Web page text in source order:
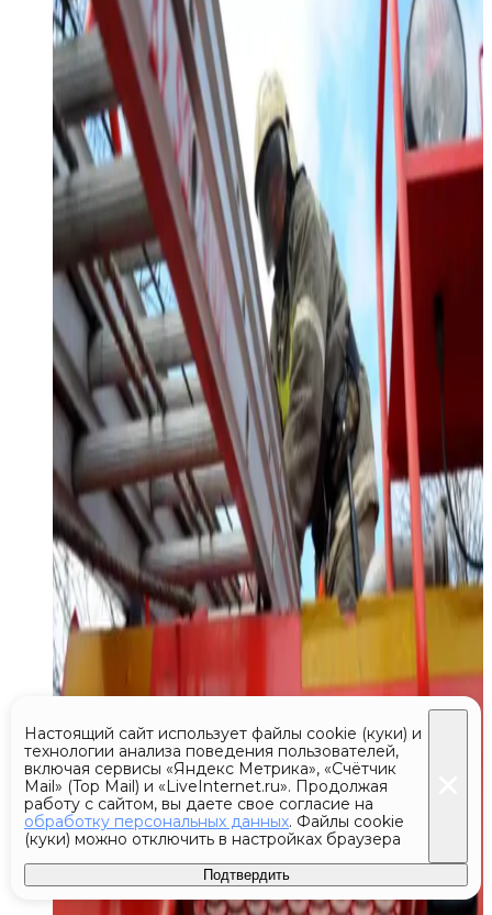
Настоящий сайт использует файлы cookie (куки) и
технологии анализа поведения пользователей,
включая сервисы «Яндекс Метрика», «Счётчик
Mail» (Top Mail) и «LiveInternet.ru». Продолжая
работу с сайтом, вы даете свое согласие на
обработку персональных данных. Файлы cookie
(куки) можно отключить в настройках браузера
Подтвердить